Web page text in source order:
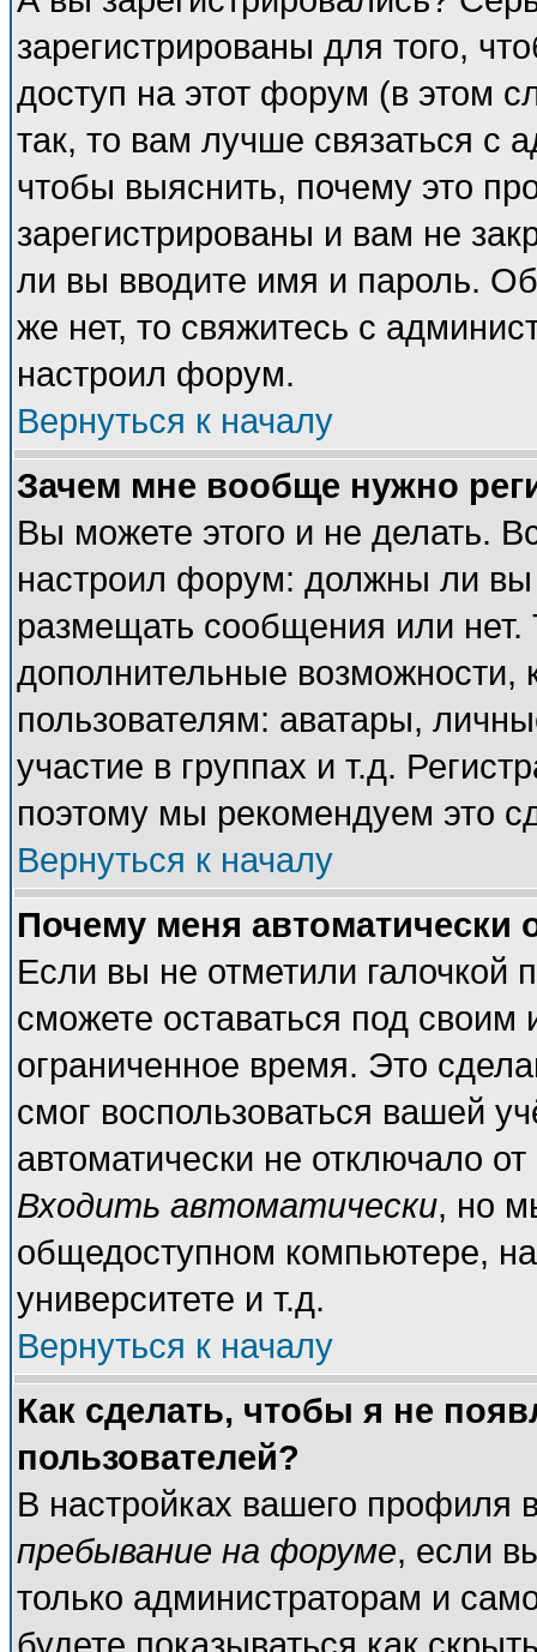
зарегистрированы для того,
доступ на этот форум (в этом
так, то вам лучше связаться с
чтобы выяснить, почему это
зарегистрированы и вам не
ли вы вводите имя и пароль.
же нет, то свяжитесь с
настроил форум.
Вернуться к началу
Зачем мне вообще нужно
Вы можете этого и не делать.
настроил форум: должны ли вы
размещать сообщения или
дополнительные
пользователям: аватары,
участие в группах и т.д.
поэтому мы рекомендуем это
Вернуться к началу
Почему меня автоматически
Если вы не отметили галочкой
сможете оставаться под
ограниченное время. Это
смог воспользоваться вашей
автоматически не отключало
Входить автоматически, но
общедоступном компьютере,
университете и т.д.
Вернуться к началу
Как сделать, чтобы я не
пользователей?
В настройках вашего профиля
пребывание на форуме, если
только администраторам и